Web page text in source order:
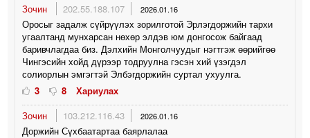
Зочин
202.55.188.107 2026.01.16
Оросыг задалж сүйрүүлэх зорилготой Эрлэгдоржийн тархи
угаалтанд мунхарсан нөхөр элдэв юм донгосож байгаад
баривчлагдаа биз. Дэлхийн Монголчуудыг нэгтгэж өөрийгөө
Чингэсийн хойд дүрээр тодруулна гэсэн хий үзэгдэл
солиорлын эмгэгтэй Элбэгдоржийн суртал ухуулга.
3
8
Хариулах
Зочин
103.212.116.43 2026.01.16
Доржийн Сүхбаатартаа баярлалаа